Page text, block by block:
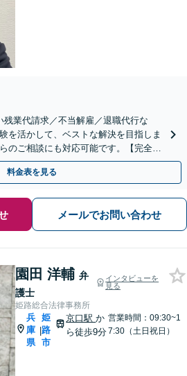
残業代請求／不当解雇／退職代行な
を活かして、ベストな解決を目指しま
のご相談にも対応可能です。【完全個
料金表を見る
メールでお問い合わせ
園田 洋輔 弁
護士
インタビューを
見る
姫路総合法律事務所
兵
庫
県
|
姫
路
市
京口駅か
ら徒歩9分
営業時間：09:30~1
7:30（土日祝日）